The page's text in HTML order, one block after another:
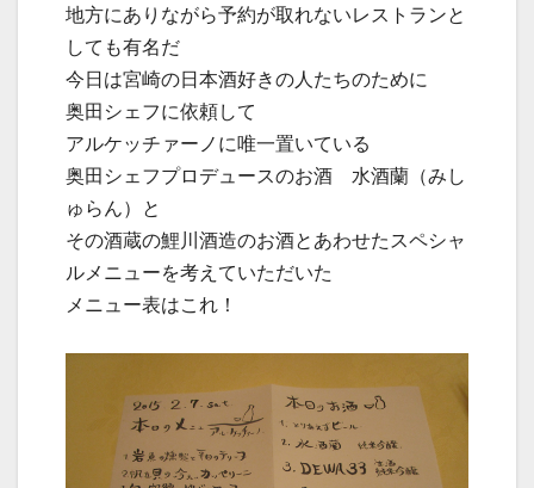
地方にありながら予約が取れないレストランと
しても有名だ
今日は宮崎の日本酒好きの人たちのために
奥田シェフに依頼して
アルケッチァーノに唯一置いている
奥田シェフプロデュースのお酒 水酒蘭（みし
ゅらん）と
その酒蔵の鯉川酒造のお酒とあわせたスペシャ
ルメニューを考えていただいた
メニュー表はこれ！